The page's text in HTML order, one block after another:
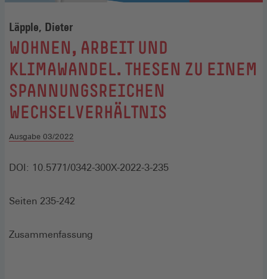
Läpple, Dieter
:
WOHNEN, ARBEIT UND
KLIMAWANDEL. THESEN ZU EINEM
SPANNUNGSREICHEN
WECHSELVERHÄLTNIS
Ausgabe 03/2022
DOI: 10.5771/0342-300X-2022-3-235
Seiten 235-242
Zusammenfassung